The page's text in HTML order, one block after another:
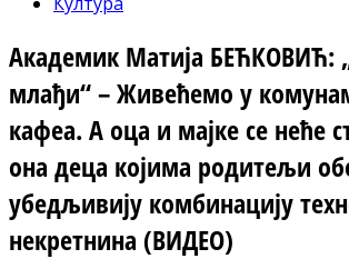
Академик Матија БЕЋКОВИЋ:
млађи“ – Живећемо у
кафеа. А оца и мајке се неће
она деца којима родитељи
убедљивију комбинацију
некретнина (ВИДЕО)